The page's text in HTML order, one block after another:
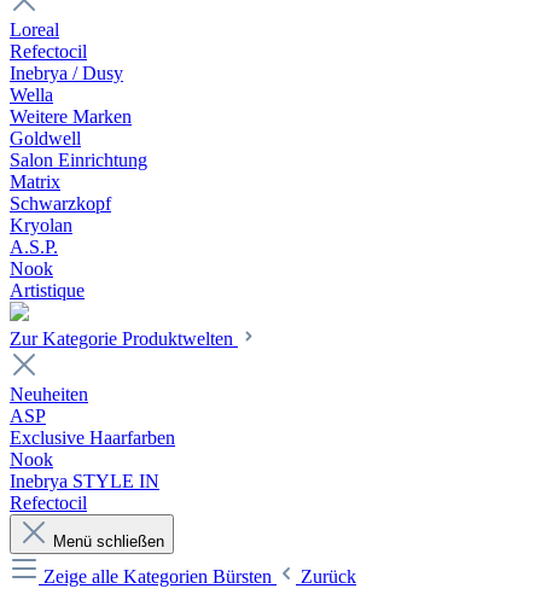
Loreal
Refectocil
Inebrya / Dusy
Wella
Weitere Marken
Goldwell
Salon Einrichtung
Matrix
Schwarzkopf
Kryolan
A.S.P.
Nook
Artistique
Zur Kategorie Produktwelten
Neuheiten
ASP
Exclusive Haarfarben
Nook
Inebrya STYLE IN
Refectocil
Menü schließen
Zeige alle Kategorien Bürsten
Zurück